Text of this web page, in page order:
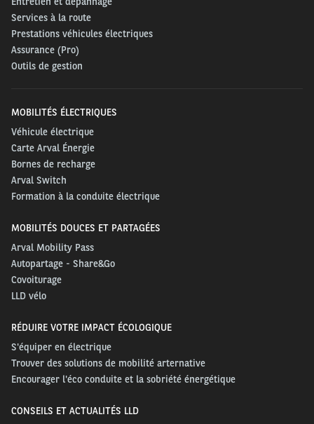
Services à la route
Prestations véhicules électriques
Assurance (Pro)
Outils de gestion
MOBILITÉS ÉLECTRIQUES
Véhicule électrique
Carte Arval Énergie
Bornes de recharge
Arval Switch
Formation à la conduite électrique
MOBILITÉS DOUCES ET PARTAGÉES
Arval Mobility Pass
Autopartage - Share&Go
Covoiturage
LLD vélo
RÉDUIRE VOTRE IMPACT ÉCOLOGIQUE
S'équiper en électrique
Trouver des solutions de mobilité arternative
Encourager l'éco conduite et la sobriété énergétique
CONSEILS ET ACTUALITÉS LLD